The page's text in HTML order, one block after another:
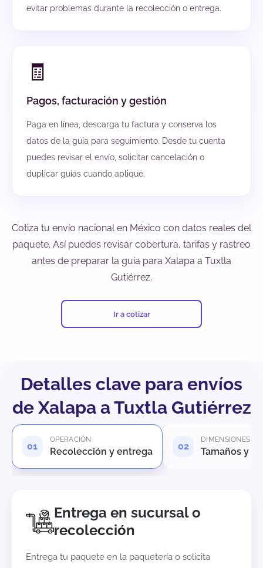
evitar problemas durante la recolección o entrega.
🧾
Pagos, facturación y gestión
Paga en línea, descarga tu factura y conserva los
datos de la guía para seguimiento. Desde tu cuenta
puedes revisar el envío, solicitar cancelación o
duplicar guías cuando aplique.
Cotiza tu envío nacional en México con datos reales del
paquete. Así puedes revisar cobertura, tarifas y rastreo
antes de preparar la guía para Xalapa a Tuxtla
Gutiérrez.
Ir a cotizar
Detalles clave para envíos
de Xalapa a Tuxtla Gutiérrez
OPERACIÓN
Recolección y entrega
DIMENSIONES
Tamaños y
Entrega en sucursal o
recolección
Entrega tu paquete en la paquetería o solicita